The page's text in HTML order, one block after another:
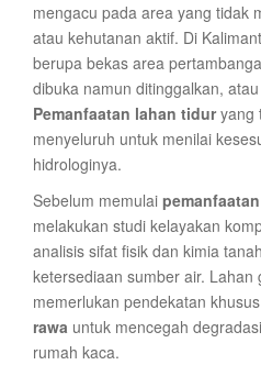
mengacu pada area yang tidak
atau kehutanan aktif. Di
berupa bekas area
dibuka namun ditinggalkan,
Pemanfaatan lahan tiduryang
menyeluruh untuk menilai
hidrologinya.
Sebelum memulai
melakukan studi kelayakan
analisis sifat fisik dan kimia
ketersediaan sumber air. Lahan
memerlukan pendekatan
rawa untuk mencegah
rumah kaca.